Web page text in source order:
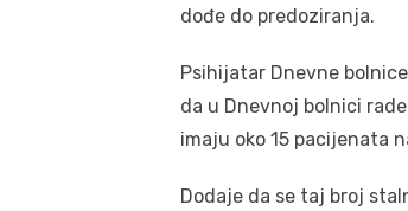
dođe do predoziranja.
Psihijatar Dnevne
da u Dnevnoj bolnici
imaju oko 15 pacijenata
Dodaje da se taj broj